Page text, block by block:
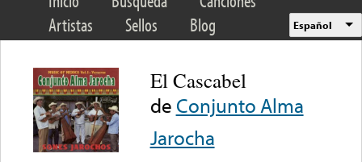
Artistas
Sellos Blog Español
El Cascabel
de Conjunto Alma
Jarocha